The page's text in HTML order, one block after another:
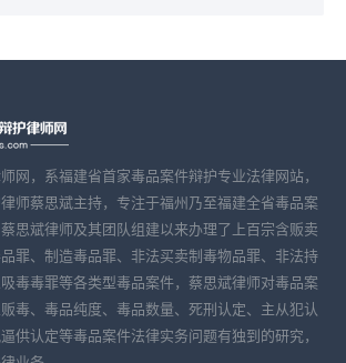
网，系福建省首家毒品案件辩护专业法律网站，
师蔡思斌主持，专注于福州乃至福建全省毒品案
思斌律师及其团队组建以来办理了上百宗含贩卖
罪、制造毒品罪、非法买卖制毒物品罪、非法持
毒毒罪等各类型毒品案件，蔡思斌律师对毒品案
毒、毒品纯度、毒品数量、死刑认定、主从犯认
供认定等毒品案件法律实务问题有独到的研究，